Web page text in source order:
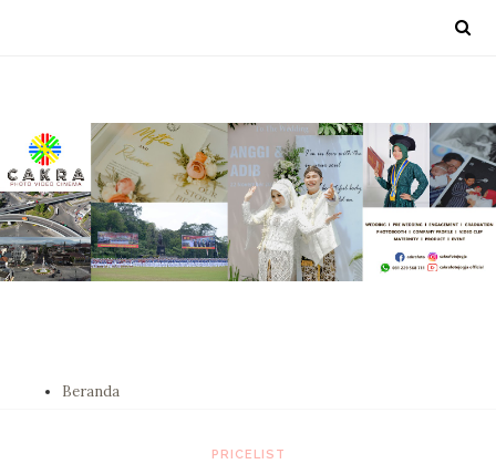
Beranda
PRICELIST